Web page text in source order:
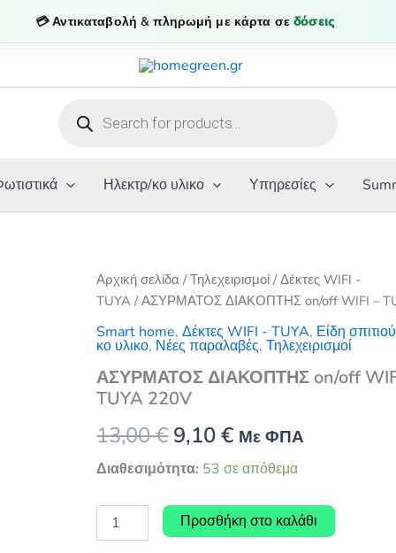
💳 Αντικαταβολή & πληρωμή με κάρτα σεδόσεις
search
Ηλεκτρ/κο υλικο Υπηρεσίες
Αρχική σελίδα /Τηλεχειρισμοί /Δέκτες WIFI -
TUYA / ΑΣΥΡΜΑΤΟΣ ΔΙΑΚΟΠΤΗΣ on/off WIFI –
Smart home,Δέκτες WIFI - TUYA, Είδη σπιτιού
κο υλικο, Νέες παραλαβές,Τηλεχειρισμοί
ΑΣΥΡΜΑΤΟΣ ΔΙΑΚΟΠΤΗΣ on/off
TUYA 220V
13,00€ Original
price
was:
13,00 €.
9,10€Η
τρέχουσα
τιμή
είναι:
Με ΦΠΑ
Διαθεσιμότητα: 53 σε απόθεμα
ΑΣΥΡΜΑΤΟΣ
ΔΙΑΚΟΠΤΗΣ
Προσθήκη στο καλάθι